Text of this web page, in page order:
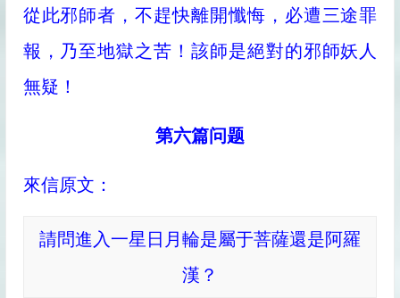
從此邪師者，不趕快離開懺悔，必遭三途罪
報，乃至地獄之苦！該師是絕對的邪師妖人
無疑！
第六篇问题
來信原文：
請問進入一星日月輪是屬于菩薩還是阿羅
漢？